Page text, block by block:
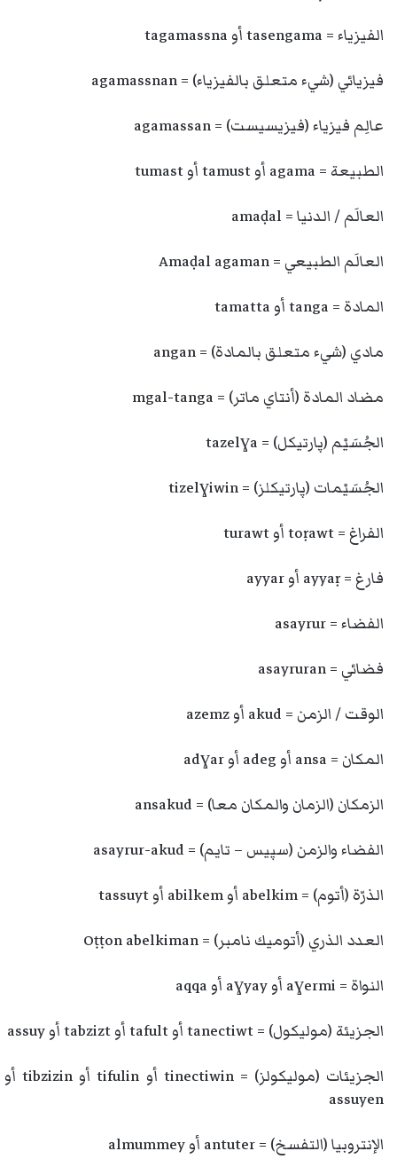
الفيزياء = tasengama أو tagamassna
فيزيائي (شيء متعلق بالفيزياء) = agamassnan
عالِم فيزياء (فيزيسيست) = agamassan
الطبيعة = agama أو tamust أو tumast
العالَم / الدنيا = amaḍal
العالَم الطبيعي = Amaḍal agaman
المادة = tanga أو tamatta
مادي (شيء متعلق بالمادة) = angan
مضاد المادة (أنتاي ماتر) = mgal-tanga
الجُسَيْم (پارتيكل) = tazelɣa
الجُسَيْمات (پارتيكلز) = tizelɣiwin
الفراغ = toṛawt أو turawt
فارغ = ayyaṛ أو ayyar
الفضاء = asayrur
فضائي = asayruran
الوقت / الزمن = akud أو azemz
المكان = ansa أو adeg أو adɣar
الزمكان (الزمان والمكان معا) = ansakud
الفضاء والزمن (سپيس – تايم) = asayrur-akud
الذرّة (أتوم) = abelkim أو abilkem أو tassuyt
العدد الذري (أتوميك نامبر) = Oṭṭon abelkiman
النواة = aɣermi أو aɣyay أو aqqa
الجزيئة (موليكول) = tanectiwt أو tafult أو tabzizt أو assuy
الجزيئات (موليكولز) = tinectiwin أو tifulin أو tibzizin أو
assuyen
الإنتروبيا (التفسخ) = antuter أو almummey